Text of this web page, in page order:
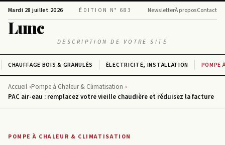
Mardi 28 juillet 2026 ÉDITION N° 683 NewsletterÀ proposContact
Lunc
DESCRIPTION DE VOTRE SITE
CHAUFFAGE BOIS & GRANULÉS ÉLECTRICITÉ, INSTALLATION POMPE
Accueil Pompe à Chaleur & Climatisation
PAC air-eau : remplacez votre vieille chaudière et réduisez la facture
POMPE À CHALEUR & CLIMATISATION